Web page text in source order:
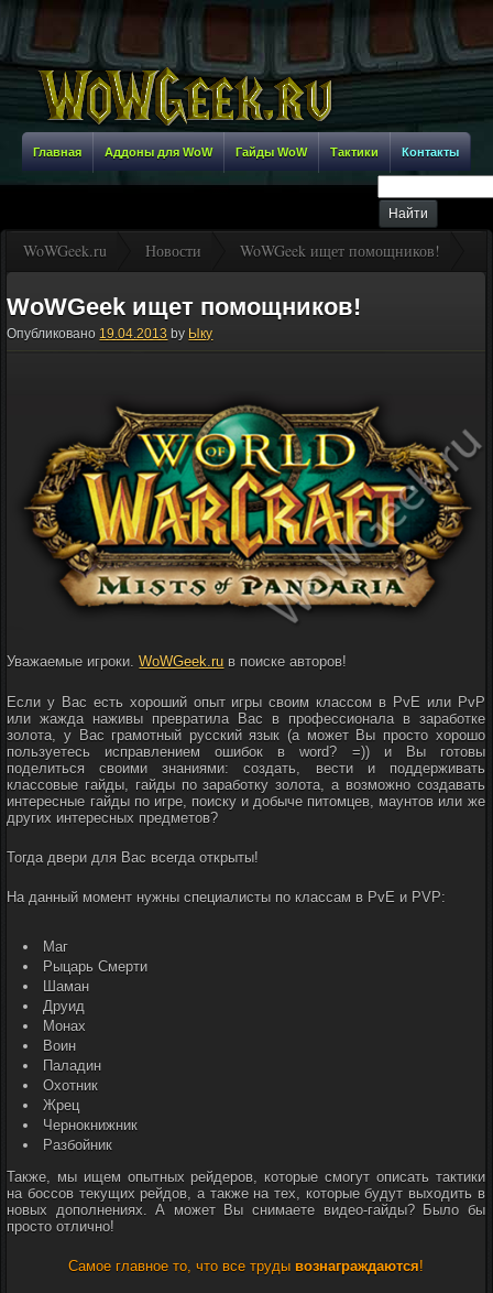
Главная Аддоны для WoW Гайды WoW Тактики Контакты
WoWGeek.ru Новости WoWGeek ищет помощников!
WoWGeek ищет помощников!
Опубликовано 19.04.2013 by Ыку
Уважаемые игроки.WoWGeek.ru в поиске авторов!
Если у Вас есть хороший опыт игры своим классом в PvE или PvP
или жажда наживы превратила Вас в профессионала в заработке
золота, у Вас грамотный русский язык (а может Вы просто хорошо
пользуетесь исправлением ошибок в word? =)) и Вы готовы
поделиться своими знаниями: создать, вести и поддерживать
классовые гайды, гайды по заработку золота, а возможно создавать
интересные гайды по игре, поиску и добыче питомцев, маунтов или же
других интересных предметов?
Тогда двери для Вас всегда открыты!
На данный момент нужны специалисты по классам в PvE и PVP:
Маг
Рыцарь Смерти
Шаман
Друид
Монах
Воин
Паладин
Охотник
Жрец
Чернокнижник
Разбойник
Также, мы ищем опытных рейдеров, которые смогут описать тактики
на боссов текущих рейдов, а также на тех, которые будут выходить в
новых дополнениях. А может Вы снимаете видео-гайды? Было бы
просто отлично!
Самое главное то, что все труды вознаграждаются!